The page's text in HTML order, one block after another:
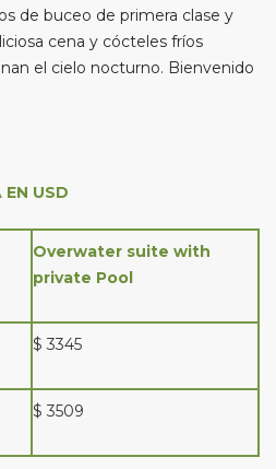
de buceo de primera clase y
cena y cócteles fríos
el cielo nocturno. Bienvenido
EN USD
Overwater suite with
private Pool
$ 3345
$ 3509